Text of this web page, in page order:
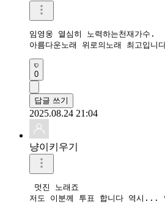
임영웅 열심히 노력하는천재가수.
0
답글 쓰기
2025.08.24 21:04
냥이키우기
멋진 노래죠
저도 이분께 투표 합니다 역시...